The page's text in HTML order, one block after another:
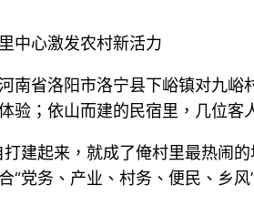
中心激发农村新活力
南省洛阳市洛宁县下峪镇对九
验；依山而建的民宿里，几位客
打建起来，就成了俺村里最热闹
“党务、产业、村务、便民、乡